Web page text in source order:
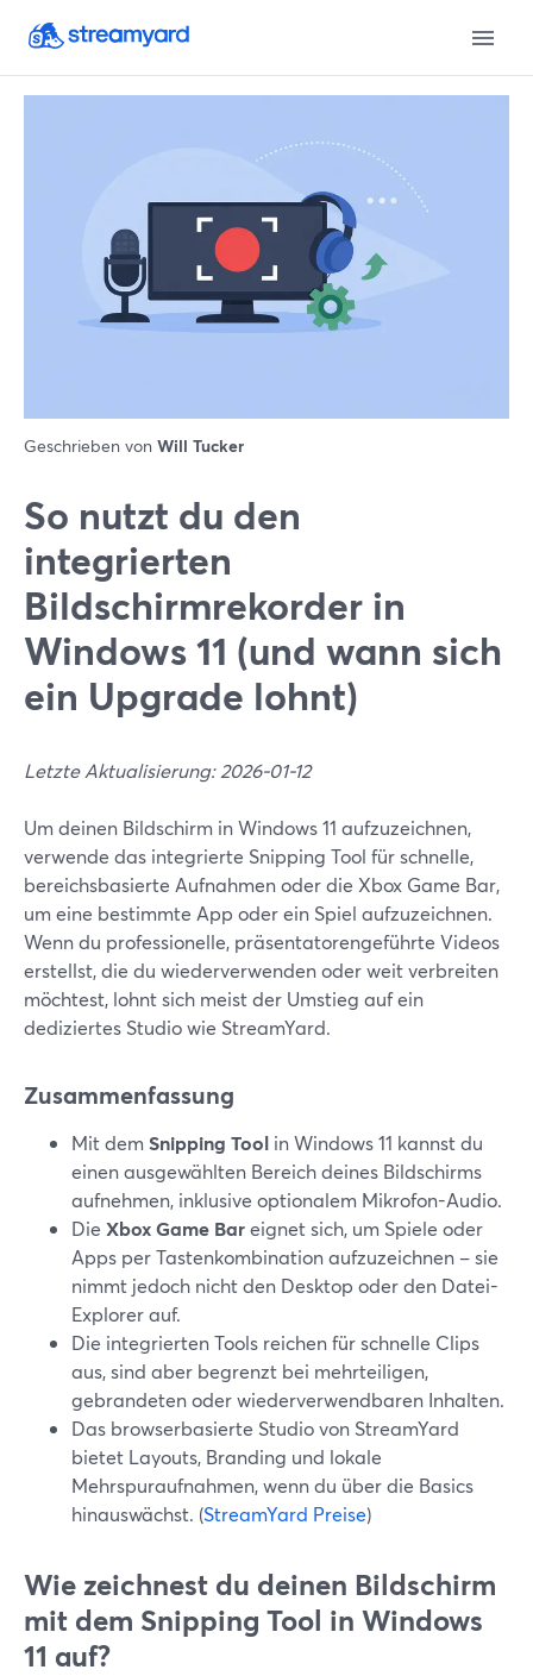
Geschrieben von Will Tucker
So nutzt du den
integrierten
Bildschirmrekorder in
Windows 11 (und wann sich
ein Upgrade lohnt)
Letzte Aktualisierung: 2026-01-12
Um deinen Bildschirm in Windows 11 aufzuzeichnen,
verwende das integrierte Snipping Tool für schnelle,
bereichsbasierte Aufnahmen oder die Xbox Game Bar,
um eine bestimmte App oder ein Spiel aufzuzeichnen.
Wenn du professionelle, präsentatorengeführte Videos
erstellst, die du wiederverwenden oder weit verbreiten
möchtest, lohnt sich meist der Umstieg auf ein
dediziertes Studio wie StreamYard.
Zusammenfassung
Mit dem Snipping Tool in Windows 11 kannst du
einen ausgewählten Bereich deines Bildschirms
aufnehmen, inklusive optionalem Mikrofon-Audio.
Die Xbox Game Bareignet sich, um Spiele oder
Apps per Tastenkombination aufzuzeichnen – sie
nimmt jedoch nicht den Desktop oder den Datei-
Explorer auf.
Die integrierten Tools reichen für schnelle Clips
aus, sind aber begrenzt bei mehrteiligen,
gebrandeten oder wiederverwendbaren Inhalten.
Das browserbasierte Studio von StreamYard
bietet Layouts, Branding und lokale
Mehrspuraufnahmen, wenn du über die Basics
hinauswächst. (StreamYard Preise)
Wie zeichnest du deinen Bildschirm
mit dem Snipping Tool in Windows
11 auf?